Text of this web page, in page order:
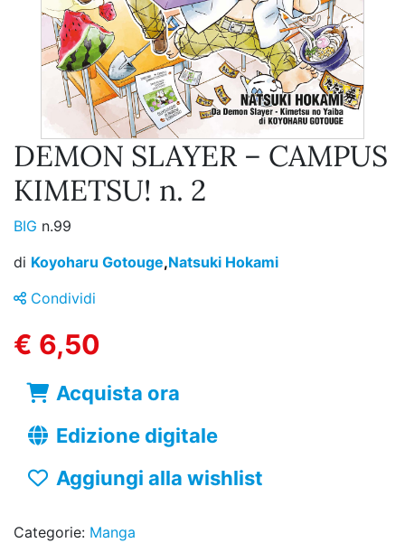
DEMON SLAYER – CAMPUS
KIMETSU! n. 2
BIG n.99
di Koyoharu Gotouge,Natsuki Hokami
Condividi
€ 6,50
Acquista ora
Edizione digitale
Aggiungi alla wishlist
Categorie: Manga